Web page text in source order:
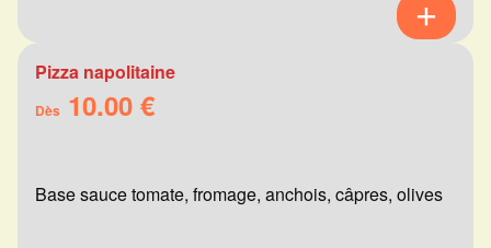
Pizza napolitaine
Dès 10.00 €
Base sauce tomate, fromage, anchois, câpres, olives